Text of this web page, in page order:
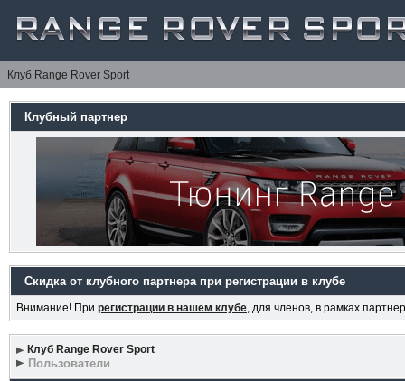
Клуб Range Rover Sport
Клубный партнер
Скидка от клубного партнера при регистрации в клубе
Внимание! При регистрации в нашем клубе, для членов, в рамках
Клуб Range Rover Sport
Пользователи